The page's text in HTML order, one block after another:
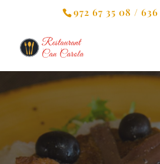
972 67 35 08 / 636